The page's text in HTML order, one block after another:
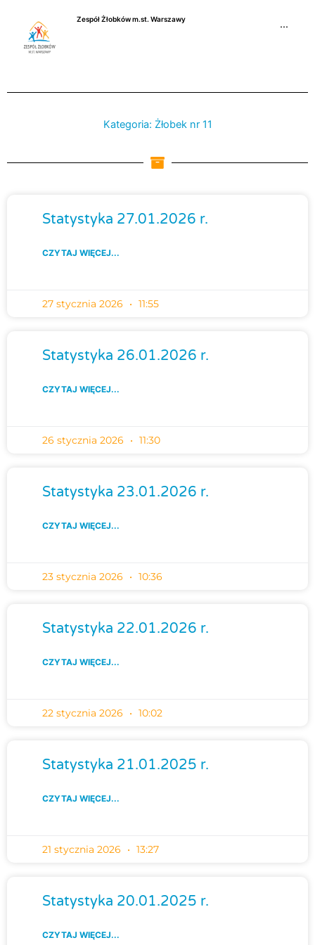
Zespół Żłobków m.st. Warszawy
···
Kategoria: Żłobek nr 11
Statystyka 27.01.2026 r.
CZYTAJ WIĘCEJ...
27 stycznia 2026 11:55
Statystyka 26.01.2026 r.
CZYTAJ WIĘCEJ...
26 stycznia 2026 11:30
Statystyka 23.01.2026 r.
CZYTAJ WIĘCEJ...
23 stycznia 2026 10:36
Statystyka 22.01.2026 r.
CZYTAJ WIĘCEJ...
22 stycznia 2026 10:02
Statystyka 21.01.2025 r.
CZYTAJ WIĘCEJ...
21 stycznia 2026 13:27
Statystyka 20.01.2025 r.
CZYTAJ WIĘCEJ...